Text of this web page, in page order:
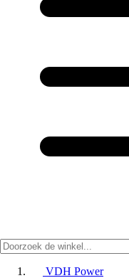
VDH Power